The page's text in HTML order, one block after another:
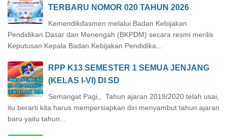
TERBARU NOMOR 020 TAHUN 2026
Kemendikdasmen melalui Badan Kebijakan
Pendidikan Dasar dan Menengah (BKPDM) secara resmi merilis
Keputusan Kepala Badan Kebijakan Pendidika...
RPP K13 SEMESTER 1 SEMUA JENJANG
(KELAS I-VI) DI SD
Semangat Pagi,, Tahun ajaran 2019/2020 telah usai,
itu berarti kita harus mempersiapkan diri menyambut tahun ajaran
baru yaitu tahun...